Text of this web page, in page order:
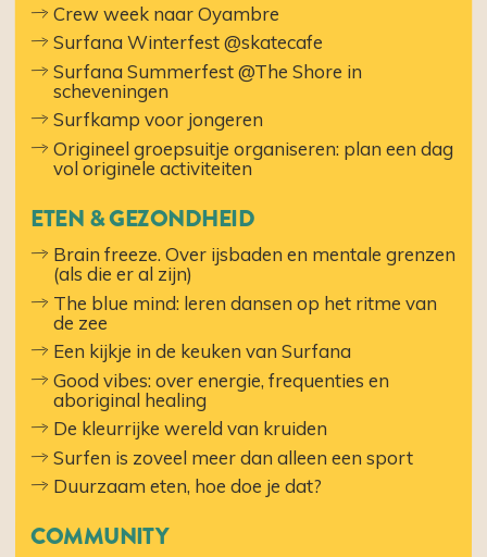
Crew week naar Oyambre
Surfana Winterfest @skatecafe
Surfana Summerfest @The Shore in
scheveningen
Surfkamp voor jongeren
Origineel groepsuitje organiseren: plan een dag
vol originele activiteiten
ETEN & GEZONDHEID
Brain freeze. Over ijsbaden en mentale grenzen
(als die er al zijn)
The blue mind: leren dansen op het ritme van
de zee
Een kijkje in de keuken van Surfana
Good vibes: over energie, frequenties en
aboriginal healing
De kleurrijke wereld van kruiden
Surfen is zoveel meer dan alleen een sport
Duurzaam eten, hoe doe je dat?
COMMUNITY